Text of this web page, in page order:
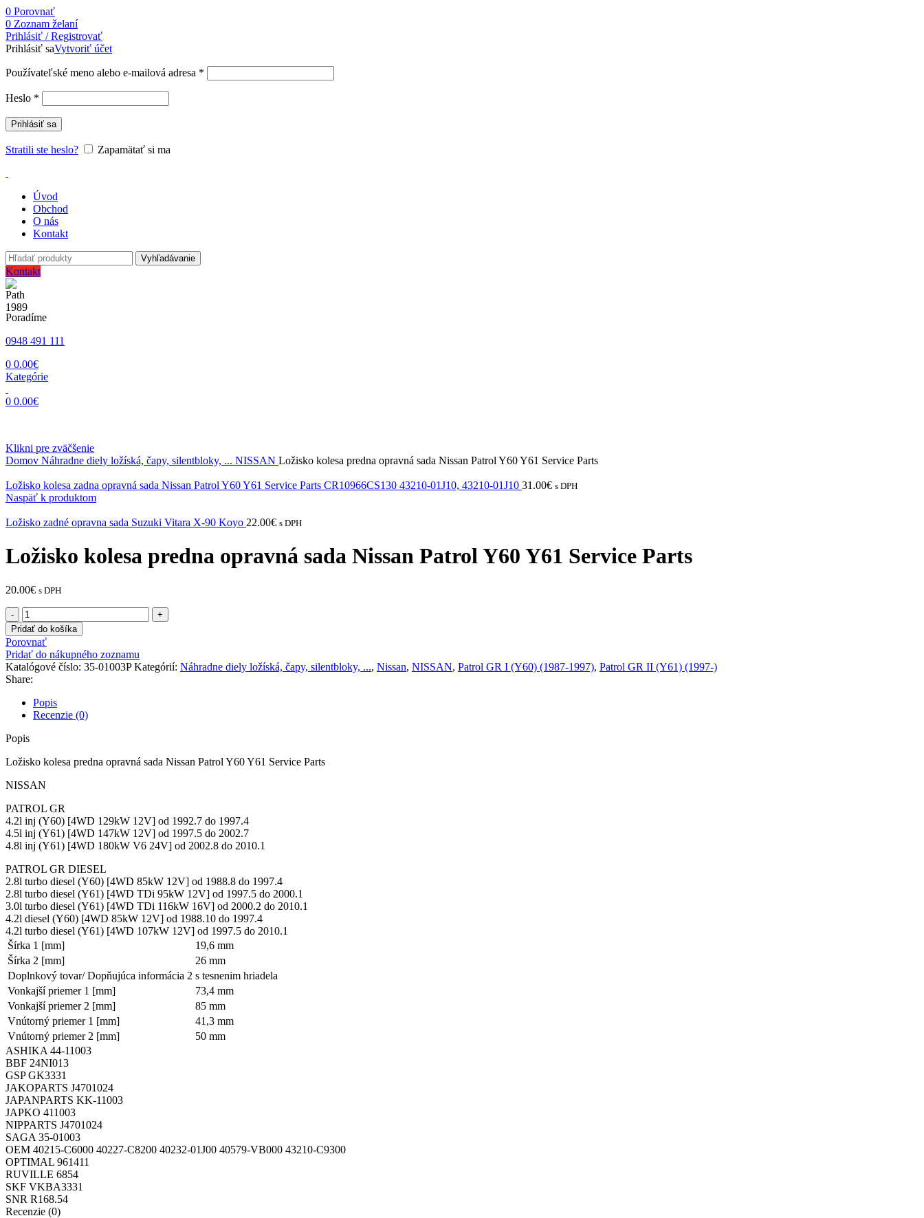
0 Porovnať
0 Zoznam želaní
Prihlásiť / Registrovať
Prihlásiť saVytvoriť účet
Používateľské meno alebo e-mailová adresa *
Heslo *
Prihlásiť sa
Stratili ste heslo? Zapamätať si ma
Úvod
Obchod
O nás
Kontakt
Vyhľadávanie
Kontakt
Poradíme
0948 491 111
0 0.00€
Kategórie
0 0.00€
Klikni pre zväčšenie
Domov Náhradne diely ložíská, čapy, silentbloky, ... NISSAN Ložisko kolesa predna opravná sada Nissan Patrol Y60 Y61 Service Parts
Ložisko kolesa zadna opravná sada Nissan Patrol Y60 Y61 Service Parts CR10966CS130 43210-01J10, 43210-01J10 31.00€ s DPH
Naspäť k produktom
Ložisko zadné opravna sada Suzuki Vitara X-90 Koyo 22.00€ s DPH
Ložisko kolesa predna opravná sada Nissan Patrol Y60 Y61 Service Parts
20.00€ s DPH
množstvo
Ložisko
kolesa
predna
opravná
sada
Nissan
Patrol
Y60
Y61
Service
Pridať do košíka
Porovnať
Pridať do nákupného zoznamu
Katalógové číslo: 35-01003PKategórií: Náhradne diely ložíská, čapy, silentbloky, ..., Nissan, NISSAN, Patrol GR I (Y60) (1987-1997), Patrol GR II (Y61) (1997-)
Share:
Popis
Recenzie (0)
Popis
Ložisko kolesa predna opravná sada Nissan Patrol Y60 Y61 Service Parts
NISSAN
PATROL GR
4.2l inj (Y60) [4WD 129kW 12V] od 1992.7 do 1997.4
4.5l inj (Y61) [4WD 147kW 12V] od 1997.5 do 2002.7
4.8l inj (Y61) [4WD 180kW V6 24V] od 2002.8 do 2010.1
PATROL GR DIESEL
2.8l turbo diesel (Y60) [4WD 85kW 12V] od 1988.8 do 1997.4
2.8l turbo diesel (Y61) [4WD TDi 95kW 12V] od 1997.5 do 2000.1
3.0l turbo diesel (Y61) [4WD TDi 116kW 16V] od 2000.2 do 2010.1
4.2l diesel (Y60) [4WD 85kW 12V] od 1988.10 do 1997.4
4.2l turbo diesel (Y61) [4WD 107kW 12V] od 1997.5 do 2010.1
Šírka 1 [mm]
19,6 mm
Šírka 2 [mm]
26 mm
Doplnkový tovar/ Dopňujúca informácia 2 s tesnenim hriadela
Vonkajší priemer 1 [mm]
73,4 mm
Vonkajší priemer 2 [mm]
85 mm
Vnútorný priemer 1 [mm]
41,3 mm
Vnútorný priemer 2 [mm]
50 mm
ASHIKA 44-11003
BBF 24NI013
GSPGK3331
JAKOPARTS J4701024
JAPANPARTS KK-11003
JAPKO 411003
NIPPARTS J4701024
SAGA 35-01003
OEM 40215-C6000 40227-C8200 40232-01J00 40579-VB000 43210-C9300
OPTIMAL 961411
RUVILLE 6854
SKF VKBA3331
SNR R168.54
Recenzie (0)